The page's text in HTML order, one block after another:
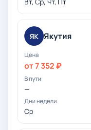
ЯК Якутия
от 7 352 ₽
—
Ср